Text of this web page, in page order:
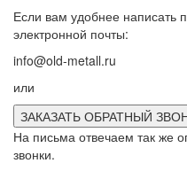
Если вам удобнее написать
электронной почты:
info@old-metall.ru
или
ЗАКАЗАТЬ
На письма отвечаем так же
звонки.